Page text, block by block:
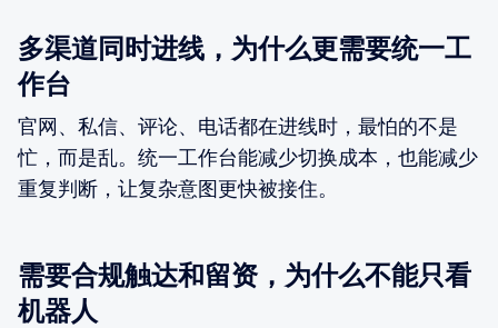
多渠道同时进线，为什么更需要统一工
作台
官网、私信、评论、电话都在进线时，最怕的不是
忙，而是乱。统一工作台能减少切换成本，也能减少
重复判断，让复杂意图更快被接住。
需要合规触达和留资，为什么不能只看
机器人